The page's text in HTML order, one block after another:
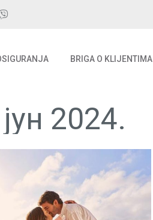
BRIGA O KLIJENTIMA
2024.